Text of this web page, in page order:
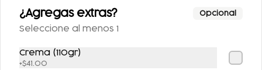
¿Agregas extras? Opcional
Seleccione al menos 1
Crema (110gr)
+$41.00